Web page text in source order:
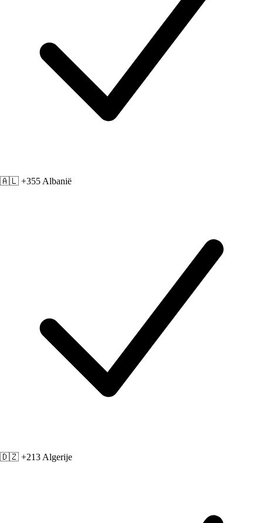
🇦🇱 +355 Albanië
🇩🇿 +213 Algerije